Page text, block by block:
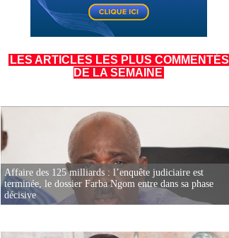
LES ARTICLES LES PLUS COMMENTÉS
DE LA SEMAINE
Affaire des 125 milliards : l’enquête judiciaire est
terminée, le dossier Farba Ngom entre dans sa phase
décisive